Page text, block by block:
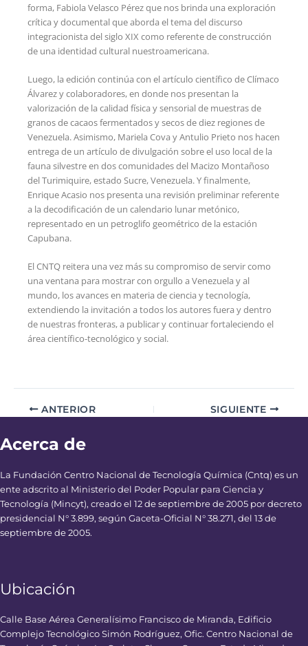
forma, Fabiola Velasco Pérez que nos brinda una exploración
crítica y documental que aborda el tema del discurso
integracionista del siglo XIX como referente de construcción
de una identidad cultural nuestroamericana.
Luego, la edición continúa con el artículo científico de Clímaco
Álvarez y colaboradores, en donde nos presentan la
valorización de la calidad física y sensorial de muestras de
granos de cacaos fermentados y secos de diez regiones de
Venezuela. Asimismo, Mariela Cova y Antulio Prieto nos hacen
entrega de un artículo de divulgación sobre el uso local de la
fauna silvestre en dos comunidades del Macizo Montañoso
del Turimiquire, estado Sucre, Venezuela. Y finalmente,
Enrique Acasio nos presenta una revisión preliminar referente
a la decodificación de un calendario lunar metónico,
representado en un petroglifo geométrico de la estación
Capubana.
El CNTQ reitera una vez más su compromiso de servir como
una ventana para mostrar con orgullo a Venezuela y al
mundo, los avances en materia de ciencia y tecnología,
extendiendo la invitación a todos los autores fuera y dentro
de nuestras fronteras, a publicar y continuar fortaleciendo el
área científico-tecnológico y social.
ANTERIOR SIGUIENTE
Acerca de
La Fundación Centro Nacional de Tecnología Química (Cntq) es un
ente adscrito al Ministerio del Poder Popular para Ciencia y
Tecnología (Mincyt), creado el 12 de septiembre de 2005 por decreto
presidencial N° 3.899, según Gaceta-Oficial N° 38.271, del 13 de
septiembre de 2005.
Ubicación
Calle Base Aérea Generalísimo Francisco de Miranda, Edificio
Complejo Tecnológico Simón Rodríguez, Ofic. Centro Nacional de